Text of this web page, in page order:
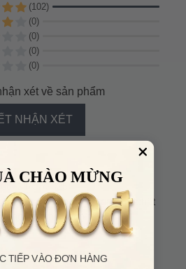
(102)
(0)
(0)
(0)
(0)
xét về sản phẩm
NHẬN XÉT
21/07/2025
các bên khác mình xem mà chất
chốt ủng hộ shop lâu dài
20/07/2025
CHÀO MỪNG
TIẾP VÀO ĐƠN HÀNG